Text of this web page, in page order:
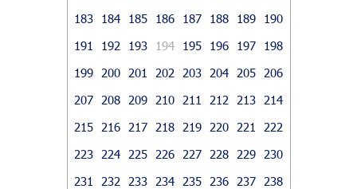
183
184 185 186 187 188 189
190
191
192 193 194 195 196 197
198
199
200 201 202 203 204 205
206
207
208 209 210 211 212 213
214
215
216 217 218 219 220 221
222
223
224 225 226 227 228 229
230
231
232 233 234 235 236 237
238